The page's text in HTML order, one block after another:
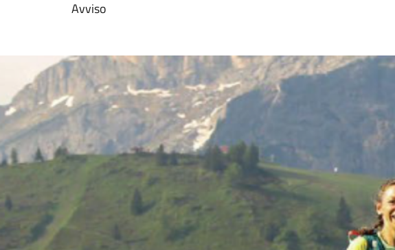
Avviso